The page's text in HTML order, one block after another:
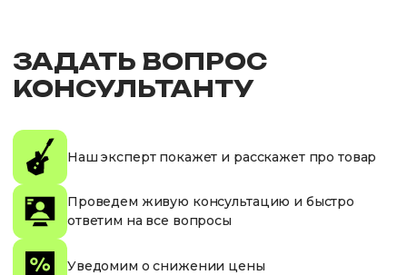
ЗАДАТЬ ВОПРОС
КОНСУЛЬТАНТУ
Наш эксперт покажет и расскажет про товар
Проведем живую консультацию и быстро
ответим на все вопросы
Уведомим о снижении цены